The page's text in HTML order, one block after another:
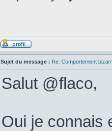
Sujet du message : Re: Comportement
Salut @flaco,
Oui je connais